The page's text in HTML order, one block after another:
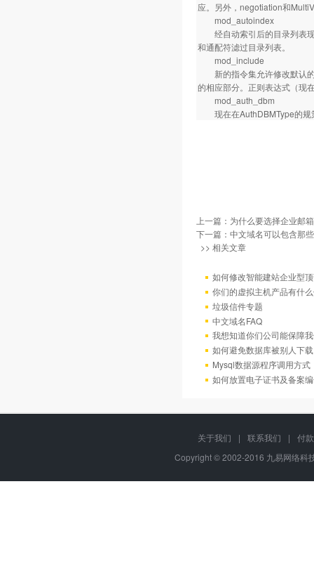
应。另外，negotiation和
mod_autoindex
经自动索引后的目录列表现
和通配符滤过目录列表。
mod_include
新的指令集允许修改默认的
的相应部分。正则表达式（现
mod_auth_dbm
现在在AuthDBMType的规
上一篇： 为什么要选择企业邮
下一篇： 中文域名可以包含那
>> 相关文章
如何修改智能建站企业型
你们的虚拟主机产品有什
垃圾信件专题
中文域名FAQ
我想知道你们公司能保障
如何避免数据库被别人下
Mysql数据源程序调用方
如何放置电子证书及备案
关于我们 | 联系我们 |
付
Copyright © 2002-2016 九易网络